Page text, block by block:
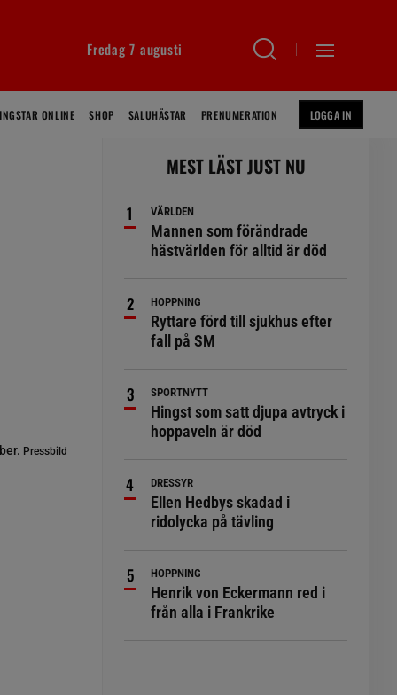
Fredag 7 augusti
ONLINE SHOP SALUHÄSTAR PRENUMERATION LOGGA IN
Pressbild
MEST LÄST JUST NU
VÄRLDEN
Mannen som förändrade
hästvärlden för alltid är död
HOPPNING
Ryttare förd till sjukhus efter
fall på SM
SPORTNYTT
Hingst som satt djupa avtryck i
hoppaveln är död
DRESSYR
Ellen Hedbys skadad i
ridolycka på tävling
HOPPNING
Henrik von Eckermann red i
från alla i Frankrike